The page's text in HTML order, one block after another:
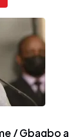
/ Gbagbo a